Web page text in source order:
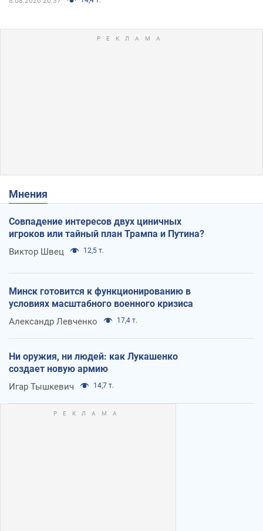
Мнения
Совпадение интересов двух циничных
игроков или тайный план Трампа и Путина?
Виктор Швец 12,5 т.
Минск готовится к функционированию в
условиях масштабного военного кризиса
Александр Левченко 17,4 т.
Ни оружия, ни людей: как Лукашенко
создает новую армию
Игар Тышкевич 14,7 т.